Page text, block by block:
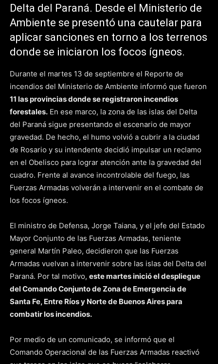
Delta del Paraná. Desde el Ministerio de
Ambiente se presentó una cautelar para
aplicar sanciones en torno a los terrenos
donde se iniciaron los focos ígneos.
Durante el martes 13 de septiembre el Reporte de
incendios del Ministerio de Ambiente informó que fueron
11 las provincias donde se registraron incendios
forestales. En ese marco, la zona de las islas del Delta
del Paraná sigue presentando el escenario de mayor
gravedad. De hecho, el humo volvió a cubrir a la ciudad
de Rosario y su intendente decidió impulsar un reclamo
en el Obelisco para lograr atención ante la gravedad del
cuadro. Frente al avance incontrolable del fuego, las
Fuerzas Armadas volverán a intervenir en el combate de
los focos ígneos.
El ministro de Defensa, Jorge Taiana, y el jefe del Estado
Mayor Conjunto de las Fuerzas Armadas, teniente
general Martín Paleo, decidieron que las Fuerzas
Armadas vuelvan a intervenir sobre las islas del Delta del
Paraná. Por tal motivo, este martes inició el despliegue
del Comando Conjunto de Zona de Emergencia de
Santa Fe, Entre Ríos y Norte de Buenos Aires para
combatir los incendios.
Por medio de un comunicado, se informó que el
Comando Operacional de las Fuerzas Armadas reactivó